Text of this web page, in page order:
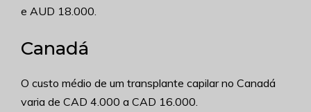
e AUD 18.000.
Canadá
O custo médio de um transplante capilar no Canadá
varia de CAD 4.000 a CAD 16.000.